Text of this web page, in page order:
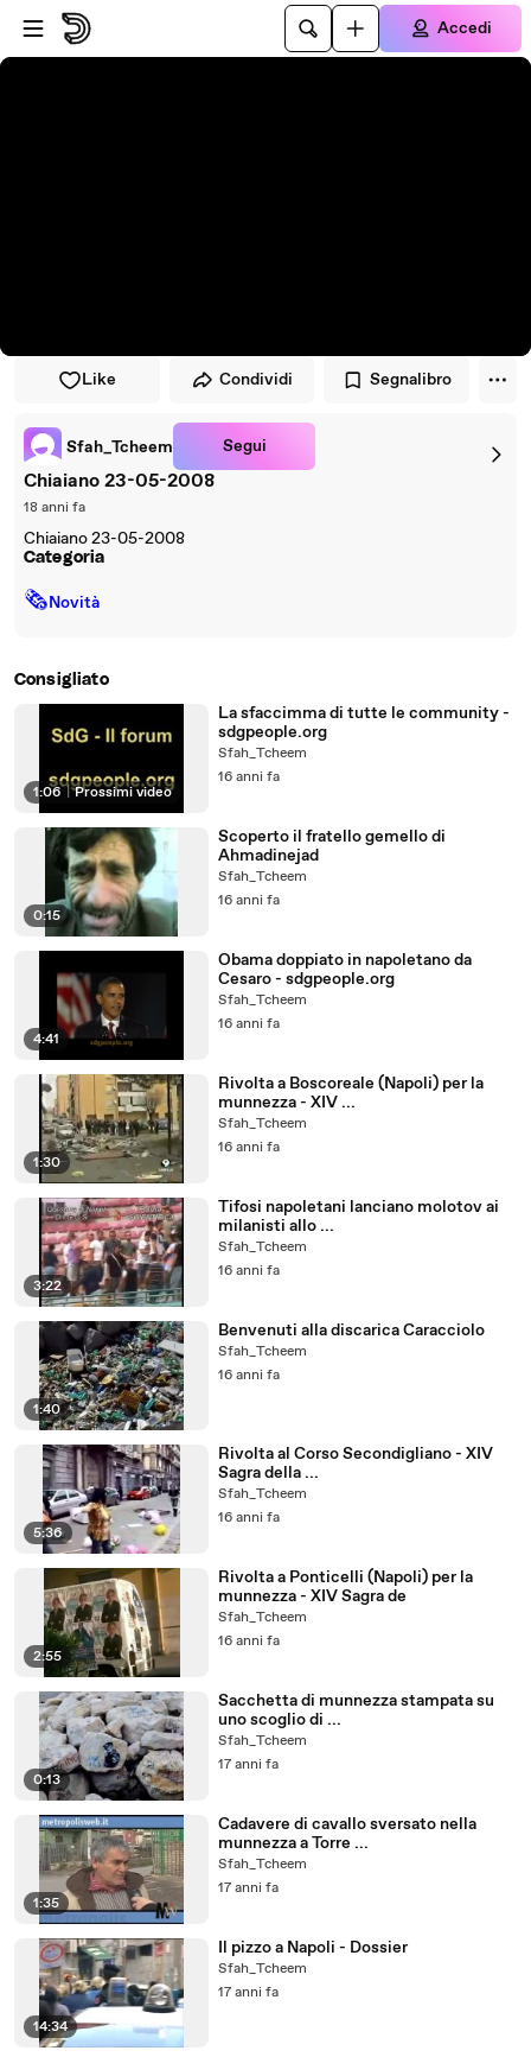
Vai al lettore
Passa al contenuto principale
Accedi
Like Condividi Segnalibro
Sfah_Tcheem Segui
Chiaiano 23-05-2008
18 anni fa
Chiaiano 23-05-2008
Categoria
🗞Novità
Consigliato
1:06 | Prossimi video
La sfaccimma di tutte le community -
sdgpeople.org
Sfah_Tcheem
16 anni fa
0:15
Scoperto il fratello gemello di
Ahmadinejad
Sfah_Tcheem
16 anni fa
4:41
Obama doppiato in napoletano da
Cesaro - sdgpeople.org
Sfah_Tcheem
16 anni fa
1:30
Rivolta a Boscoreale (Napoli) per la
munnezza - XIV ...
Sfah_Tcheem
16 anni fa
3:22
Tifosi napoletani lanciano molotov ai
milanisti allo ...
Sfah_Tcheem
16 anni fa
1:40
Benvenuti alla discarica Caracciolo
Sfah_Tcheem
16 anni fa
5:36
Rivolta al Corso Secondigliano - XIV
Sagra della ...
Sfah_Tcheem
16 anni fa
2:55
Rivolta a Ponticelli (Napoli) per la
munnezza - XIV Sagra de
Sfah_Tcheem
16 anni fa
0:13
Sacchetta di munnezza stampata su
uno scoglio di ...
Sfah_Tcheem
17 anni fa
1:35
Cadavere di cavallo sversato nella
munnezza a Torre ...
Sfah_Tcheem
17 anni fa
14:34
Il pizzo a Napoli - Dossier
Sfah_Tcheem
17 anni fa